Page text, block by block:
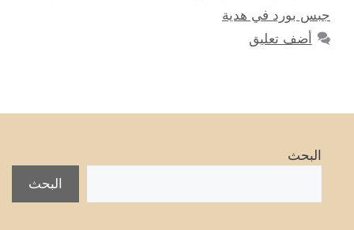
جبس بورد في هدية
أضف تعليق
البحث
البحث